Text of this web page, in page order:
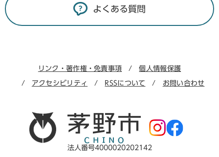
よくある質問
リンク・著作権・免責事項 個人情報保護
アクセシビリティ RSSについて お問い合わせ
法人番号4000020202142